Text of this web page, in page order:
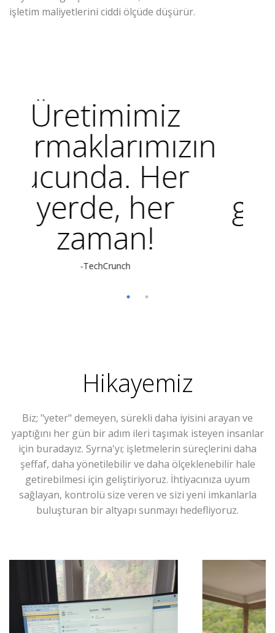
işletim maliyetlerini ciddi ölçüde düşürür.
Her büyük
ürünün
arkasında
güçlü bir akıl
vardır.
-TechCrunch
Hikayemiz
Biz; "yeter" demeyen, sürekli daha iyisini arayan ve
yaptığını her gün bir adım ileri taşımak isteyen insanlar
için buradayız. Syrna'yı; işletmelerin süreçlerini daha
şeffaf, daha yönetilebilir ve daha ölçeklenebilir hale
getirebilmesi için geliştiriyoruz. İhtiyacınıza uyum
sağlayan, kontrolü size veren ve sizi yeni imkanlarla
buluşturan bir altyapı sunmayı hedefliyoruz.